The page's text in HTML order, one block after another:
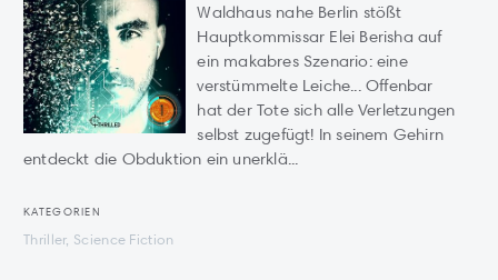
Waldhaus nahe Berlin stößt
Hauptkommissar Elei Berisha auf
ein makabres Szenario: eine
verstümmelte Leiche... Offenbar
hat der Tote sich alle Verletzungen
selbst zugefügt! In seinem Gehirn
entdeckt die Obduktion ein unerklä...
KATEGORIEN
Thriller, Science Fiction